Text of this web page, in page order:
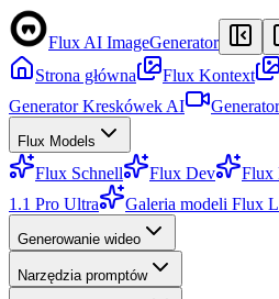
Flux AI ImageGenerator
Strona główna
Flux Kontext
Generator Kreskówek AI
Flux Models
Flux Schnell Flux Dev Flux
1.1 Pro Ultra
Galeria modeli Flux
Generowanie wideo
Narzędzia promptów